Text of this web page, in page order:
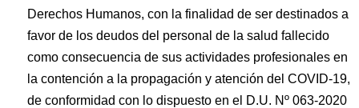
Derechos Humanos, con la finalidad de ser destinados a
favor de los deudos del personal de la salud fallecido
como consecuencia de sus actividades profesionales en
la contención a la propagación y atención del COVID-19,
de conformidad con lo dispuesto en el D.U. Nº 063-2020